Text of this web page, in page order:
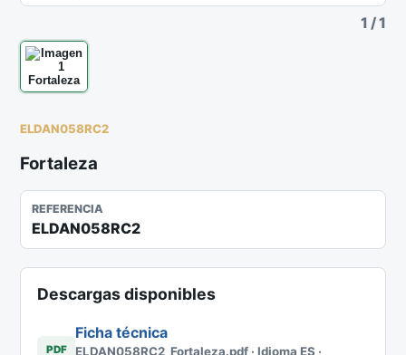
1 /1
ELDAN058RC2
Fortaleza
REFERENCIA
ELDAN058RC2
Descargas disponibles
PDF
Ficha técnica
ELDAN058RC2_Fortaleza.pdf · Idioma ES ·